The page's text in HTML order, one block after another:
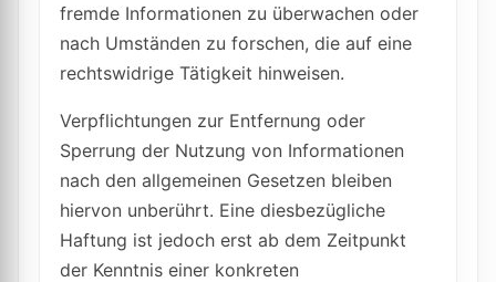
fremde Informationen zu überwachen oder
nach Umständen zu forschen, die auf eine
rechtswidrige Tätigkeit hinweisen.
Verpflichtungen zur Entfernung oder
Sperrung der Nutzung von Informationen
nach den allgemeinen Gesetzen bleiben
hiervon unberührt. Eine diesbezügliche
Haftung ist jedoch erst ab dem Zeitpunkt
der Kenntnis einer konkreten